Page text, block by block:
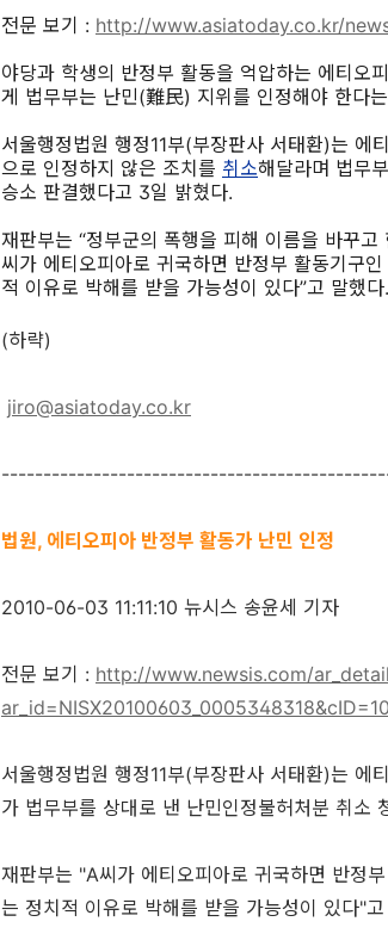
전문 보기 : http://www.asiatoday.co.kr/
야당과 학생의 반정부 활동을 억압하는 에티오
게 법무부는 난민(難民) 지위를 인정해야 한다
서울행정법원 행정11부(부장판사 서태환)는
으로 인정하지 않은 조치를 취소해달라며 법무
승소 판결했다고 3일 밝혔다.
재판부는 “정부군의 폭행을 피해 이름을 바꾸
씨가 에티오피아로 귀국하면 반정부 활동기구
적 이유로 박해를 받을 가능성이 있다”고 말했다.
(하략)
jiro@asiatoday.co.kr
법원, 에티오피아 반정부 활동가 난민 인정
2010-06-03 11:11:10 뉴시스 송윤세 기자
전문 보기 : http://www.newsis.com/
서울행정법원 행정11부(부장판사 서태환)는
가 법무부를 상대로 낸 난민인정불허처분 취소
재판부는 "A씨가 에티오피아로 귀국하면 반정
는 정치적 이유로 박해를 받을 가능성이 있다"